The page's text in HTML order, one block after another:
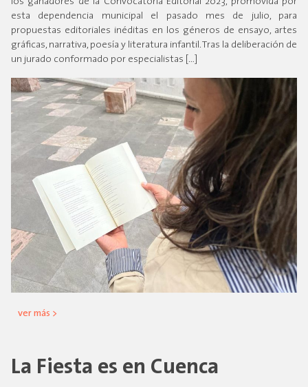
esta dependencia municipal el pasado mes de julio, para
propuestas editoriales inéditas en los géneros de ensayo, artes
gráficas, narrativa, poesía y literatura infantil. Tras la deliberación de
un jurado conformado por especialistas […]
ver más >
La Fiesta es en Cuenca